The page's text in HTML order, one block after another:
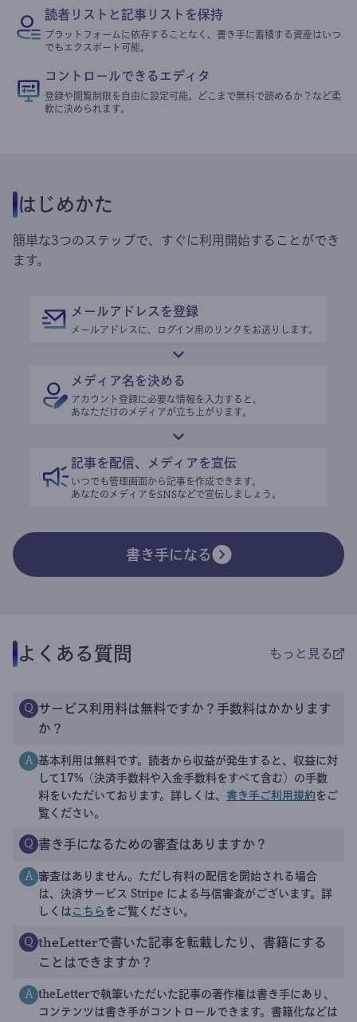
読者リストと記事リストを保持
プラットフォームに依存することなく、書き手に蓄積する資産はいつ
でもエクスポート可能。
コントロールできるエディタ
登録や閲覧制限を自由に設定可能。どこまで無料で読めるか？など柔
軟に決められます。
はじめかた
簡単な3つのステップで、すぐに利用開始することができ
ます。
メールアドレスを登録
メールアドレスに、ログイン用のリンクをお送りします。
メディア名を決める
アカウント登録に必要な情報を入力すると、
あなただけのメディアが立ち上がります。
記事を配信、メディアを宣伝
いつでも管理画面から記事を作成できます。
あなたのメディアをSNSなどで宣伝しましょう。
書き手になる
よくある質問 もっと見る
Q サービス利用料は無料ですか？手数料はかかります
か？
A 基本利用は無料です。読者から収益が発生すると、収益に対
して17%（決済手数料や入金手数料をすべて含む）の手数
料をいただいております。詳しくは、 書き手ご利用規約 をご
覧ください。
Q 書き手になるための審査はありますか？
A 審査はありません。ただし有料の配信を開始される場合
は、決済サービス Stripe による与信審査がございます。詳
しくは こちら をご覧ください。
Q theLetterで書いた記事を転載したり、書籍にする
ことはできますか？
A theLetterで執筆いただいた記事の著作権は書き手にあり、
コンテンツは書き手がコントロールできます。書籍化などは